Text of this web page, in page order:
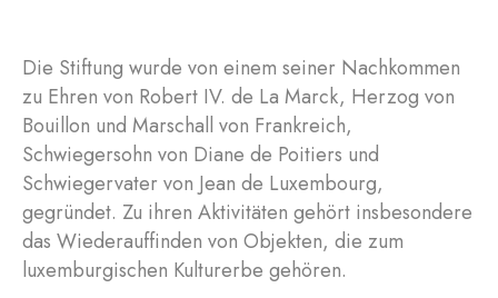
Die Stiftung wurde von einem seiner Nachkommen
zu Ehren von Robert IV. de La Marck, Herzog von
Bouillon und Marschall von Frankreich,
Schwiegersohn von Diane de Poitiers und
Schwiegervater von Jean de Luxembourg,
gegründet. Zu ihren Aktivitäten gehört insbesondere
das Wiederauffinden von Objekten, die zum
luxemburgischen Kulturerbe gehören.